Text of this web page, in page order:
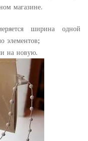
магазине.
ширина одной
элементов;
на новую.